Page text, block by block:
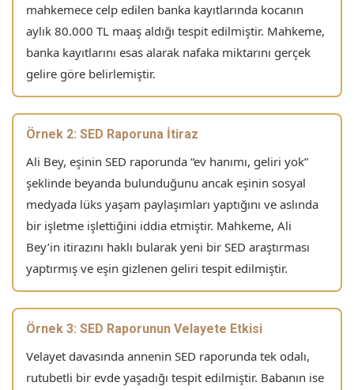
mahkemece celp edilen banka kayıtlarında kocanın
aylık 80.000 TL maaş aldığı tespit edilmiştir. Mahkeme,
banka kayıtlarını esas alarak nafaka miktarını gerçek
gelire göre belirlemiştir.
Örnek 2: SED Raporuna İtiraz
Ali Bey, eşinin SED raporunda “ev hanımı, geliri yok”
şeklinde beyanda bulunduğunu ancak eşinin sosyal
medyada lüks yaşam paylaşımları yaptığını ve aslında
bir işletme işlettiğini iddia etmiştir. Mahkeme, Ali
Bey’in itirazını haklı bularak yeni bir SED araştırması
yaptırmış ve eşin gizlenen geliri tespit edilmiştir.
Örnek 3: SED Raporunun Velayete Etkisi
Velayet davasında annenin SED raporunda tek odalı,
rutubetli bir evde yaşadığı tespit edilmiştir. Babanın ise